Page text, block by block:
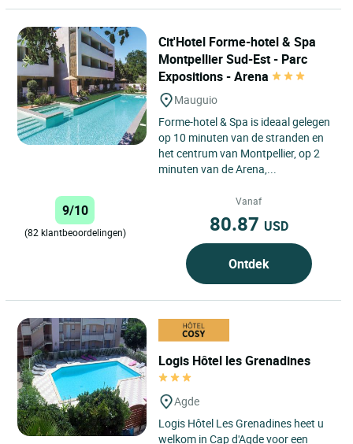
Cit'Hotel Forme-hotel & Spa
Montpellier Sud-Est - Parc
Expositions - Arena
Mauguio
Forme-hotel & Spa is ideaal gelegen
op 10 minuten van de stranden en
het centrum van Montpellier, op 2
minuten van de Arena,...
9/10
(82 klantbeoordelingen)
Vanaf
80.87 USD
Ontdek
Logis Hôtel les Grenadines
Agde
Logis Hôtel Les Grenadines heet u
welkom in Cap d'Agde voor een